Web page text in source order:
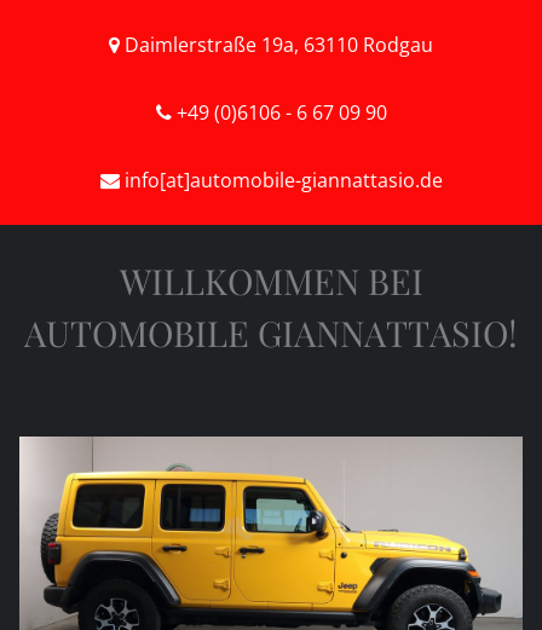
Daimlerstraße 19a, 63110 Rodgau
+49 (0)6106 - 6 67 09 90
info[at]automobile-giannattasio.de
WILLKOMMEN BEI
AUTOMOBILE GIANNATTASIO!